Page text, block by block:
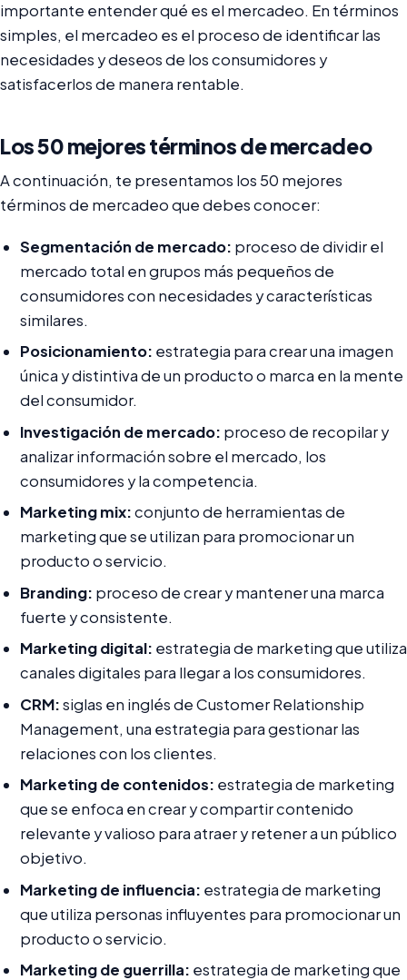
importante entender qué es el mercadeo. En términos
simples, el mercadeo es el proceso de identificar las
necesidades y deseos de los consumidores y
satisfacerlos de manera rentable.
Los 50 mejores términos de mercadeo
A continuación, te presentamos los 50 mejores
términos de mercadeo que debes conocer:
Segmentación de mercado: proceso de dividir el
mercado total en grupos más pequeños de
consumidores con necesidades y características
similares.
Posicionamiento: estrategia para crear una imagen
única y distintiva de un producto o marca en la mente
del consumidor.
Investigación de mercado: proceso de recopilar y
analizar información sobre el mercado, los
consumidores y la competencia.
Marketing mix:conjunto de herramientas de
marketing que se utilizan para promocionar un
producto o servicio.
Branding: proceso de crear y mantener una marca
fuerte y consistente.
Marketing digital: estrategia de marketing que utiliza
canales digitales para llegar a los consumidores.
CRM:siglas en inglés de Customer Relationship
Management, una estrategia para gestionar las
relaciones con los clientes.
Marketing de contenidos: estrategia de marketing
que se enfoca en crear y compartir contenido
relevante y valioso para atraer y retener a un público
objetivo.
Marketing de influencia: estrategia de marketing
que utiliza personas influyentes para promocionar un
producto o servicio.
Marketing de guerrilla: estrategia de marketing que